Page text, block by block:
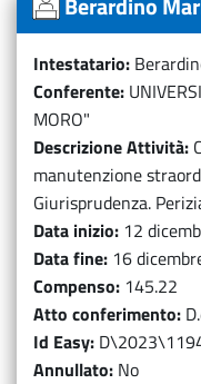
Intestatario
Conferente
MORO"
Descrizione Attività
manutenzione
Giurisprudenza.
Data inizio 12
Data fine 16
Compenso 145.22
Atto conferimento
Id Easy
Annullato No